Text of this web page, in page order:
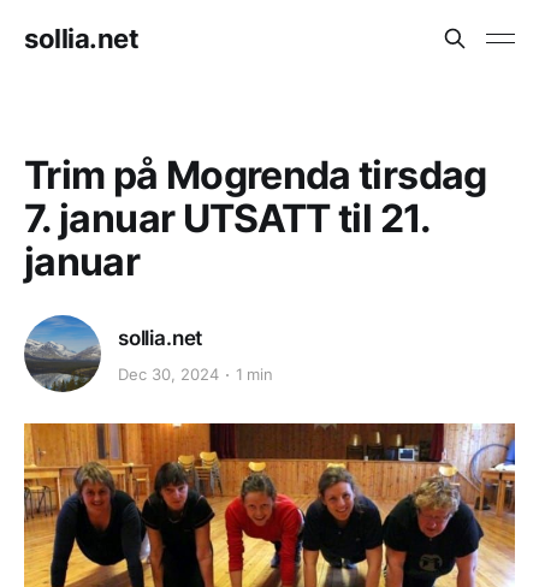
sollia.net
Trim på Mogrenda tirsdag
7. januar UTSATT til 21.
januar
sollia.net
Dec 30, 2024 1 min